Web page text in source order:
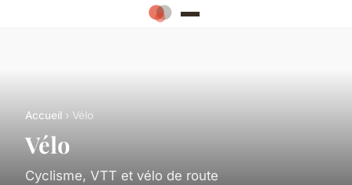
Accueil › Vélo
Vélo
Cyclisme, VTT et vélo de route